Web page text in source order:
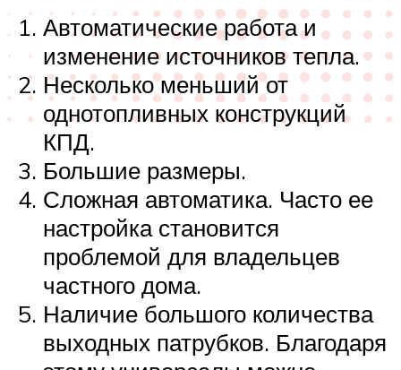
Автоматические работа и
изменение источников тепла.
Несколько меньший от
однотопливных конструкций
КПД.
Большие размеры.
Сложная автоматика. Часто ее
настройка становится
проблемой для владельцев
частного дома.
Наличие большого количества
выходных патрубков. Благодаря